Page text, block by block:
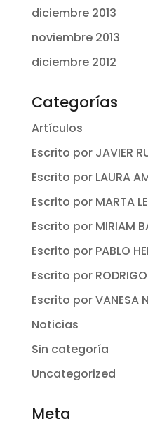
diciembre 2013
noviembre 2013
diciembre 2012
Categorías
Artículos
Escrito por JAVIER
Escrito por LAURA
Escrito por MARTA
Escrito por MIRIAM
Escrito por PABLO
Escrito por
Escrito por VANESA
Noticias
Sin categoría
Uncategorized
Meta